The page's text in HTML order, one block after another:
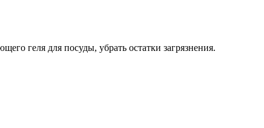
геля для посуды, убрать остатки загрязнения.